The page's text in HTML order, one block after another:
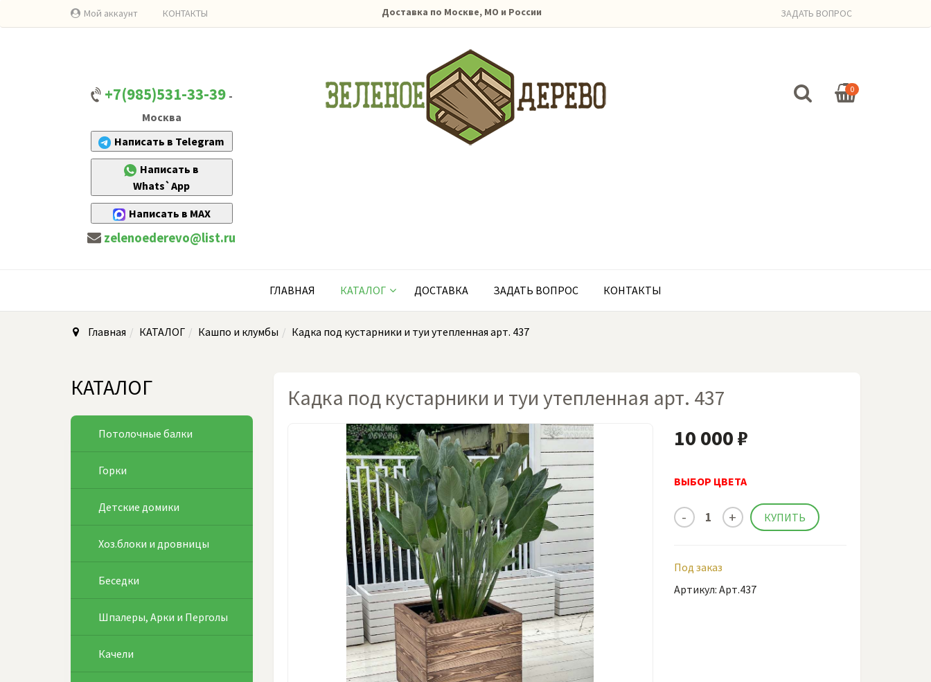
Мой аккаунт КОНТАКТЫ Доставка по Москве, МО и России ЗАДАТЬ ВОПРОС
+7(985)531-33-39 -
Москва
Написать в Telegram
Написать в
Whats`App
Написать в MAX
zelenoederevo@list.ru
0
ГЛАВНАЯ КАТАЛОГ ДОСТАВКА ЗАДАТЬ ВОПРОС КОНТАКТЫ
Главная КАТАЛОГ Кашпо и клумбы Кадка под кустарники и туи утепленная арт. 437
Кадка под кустарники и туи утепленная арт. 437
10 000 ₽
ВЫБОР ЦВЕТА
Под заказ
Артикул: Арт.437
КАТАЛОГ
Потолочные балки
Горки
Детские домики
Хоз.блоки и дровницы
Беседки
Шпалеры, Арки и Перголы
Качели